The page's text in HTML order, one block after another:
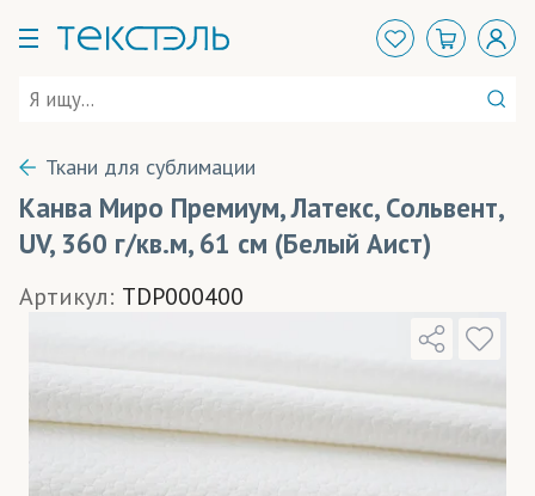
Ткани для сублимации
Канва Миро Премиум, Латекс, Сольвент,
UV, 360 г/кв.м, 61 см (Белый Аист)
Артикул: TDP000400